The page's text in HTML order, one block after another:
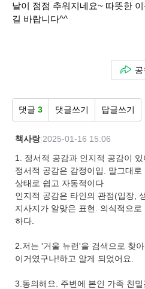
날이 점점 추워지네요~ 따뜻한
길 바랍니다^^
공
댓글 3 댓글쓰기 답글쓰기
책사랑| 2025-01-16 15:06
1. 정서적 공감과 인지적 공감이 있
정서적 공감은 감정이입. 말그대
상태로 쉽고 자동적이다
인지적 공감은 타인의 관점(입장,
지사지가 알맞은 표현. 의식적으
하다.
2.저는 '거울 뉴런'을 검색으로 찾
이거였구나!하고 알게 되었어요.
3.동의해요. 주변에 본인 가족 친